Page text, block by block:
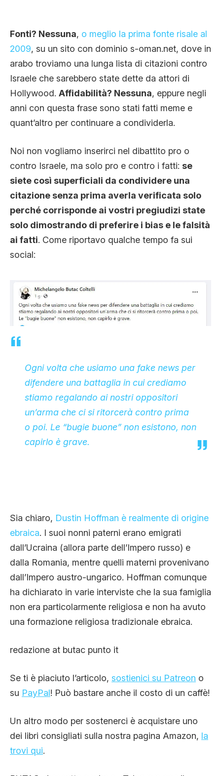
Fonti? Nessuna, o meglio la prima fonte risale al
2009, su un sito con dominio s-oman.net, dove in
arabo troviamo una lunga lista di citazioni contro
Israele che sarebbero state dette da attori di
Hollywood. Affidabilità? Nessuna, eppure negli
anni con questa frase sono stati fatti meme e
quant’altro per continuare a condividerla.
Noi non vogliamo inserirci nel dibattito pro o
contro Israele, ma solo pro e contro i fatti: se
siete così superficiali da condividere una
citazione senza prima averla verificata solo
perché corrisponde ai vostri pregiudizi state
solo dimostrando di preferire i bias e le falsità
ai fatti. Come riportavo qualche tempo fa sui
social:
Ogni volta che usiamo una fake news per
difendere una battaglia in cui crediamo
stiamo regalando ai nostri oppositori
un’arma che ci si ritorcerà contro prima
o poi. Le “bugie buone” non esistono, non
capirlo è grave.
Sia chiaro, Dustin Hoffman è realmente di origine
ebraica. I suoi nonni paterni erano emigrati
dall’Ucraina (allora parte dell’Impero russo) e
dalla Romania, mentre quelli materni provenivano
dall’Impero austro-ungarico. Hoffman comunque
ha dichiarato in varie interviste che la sua famiglia
non era particolarmente religiosa e non ha avuto
una formazione religiosa tradizionale ebraica.
redazione at butac punto it
Se ti è piaciuto l’articolo, sostienici su Patreon o
su PayPal! Può bastare anche il costo di un caffè!
Un altro modo per sostenerci è acquistare uno
dei libri consigliati sulla nostra pagina Amazon, la
trovi qui.